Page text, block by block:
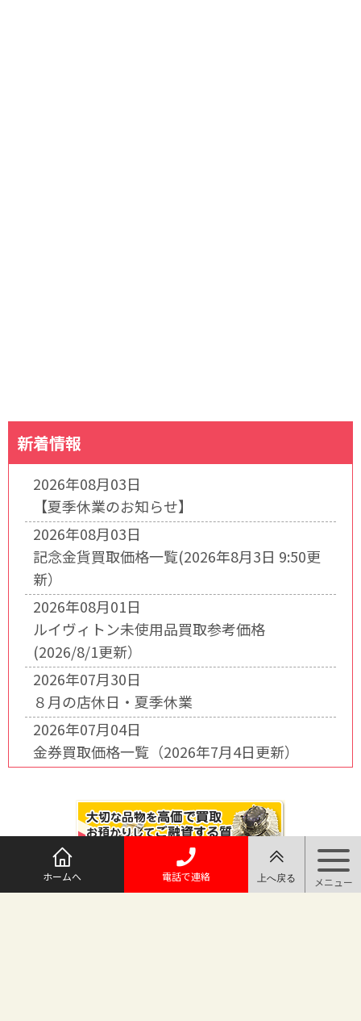
新着情報
2026年08月03日
【夏季休業のお知らせ】
2026年08月03日
記念金貨買取価格一覧(2026年8月3日 9:50更
新）
2026年08月01日
ルイヴィトン未使用品買取参考価格
(2026/8/1更新）
2026年07月30日
８月の店休日・夏季休業
2026年07月04日
金券買取価格一覧（2026年7月4日更新）
ホームへ 電話で連絡